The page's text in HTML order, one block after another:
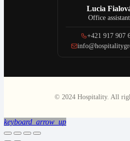
Lucia
Office assistant
+421 917 907
© 2024 Hospitality. All
keyboard_arrow_up